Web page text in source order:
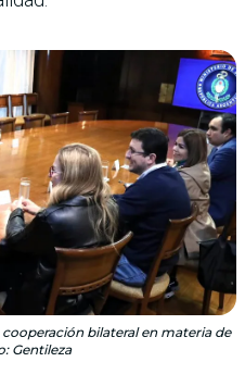
bilateral en materia de
Gentileza